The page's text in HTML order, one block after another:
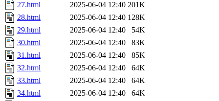
27.html
2025-06-04 12:40 201K
28.html
2025-06-04 12:40 128K
29.html
2025-06-04 12:40
54K
30.html
2025-06-04 12:40
83K
31.html
2025-06-04 12:40
85K
32.html
2025-06-04 12:40
64K
33.html
2025-06-04 12:40
64K
34.html
2025-06-04 12:40
64K